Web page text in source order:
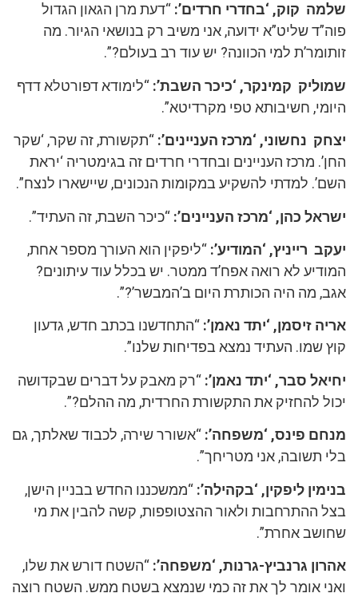
שלמה קוק, ‘בחדרי חרדים’: “דעת מרן הגאון הגדול
פוה”ד שליט”א ידועה, אני משיב רק בנושאי הגיור. מה
זותומר’ת למי הכוונה? יש עוד רב בעולם?”.
שמוליק קמינקר, ‘כיכר השבת’: “לימודא דפורטלא דדף
היומי, חשיבותא טפי מקרדיטא”.
יצחק נחשוני, ‘מרכז העניינים’: “תקשורת, זה שקר, ‘שקר
החן’. מרכז העניינים ובחדרי חרדים זה בגימטריה ‘יראת
השם’. למדתי להשקיע במקומות הנכונים, שיישארו לנצח”.
ישראל כהן, ‘מרכז העניינים’: “כיכר השבת, זה העתיד”.
יעקב רייניץ, ‘המודיע’: “ליפקין הוא העורך מספר אחת,
המודיע לא רואה אפח’ד ממטר. יש בכלל עוד עיתונים?
אגב, מה היה הכותרת היום ב’המבשר’?”.
אריה זיסמן, ‘יתד נאמן’: “התחדשנו בכתב חדש, גדעון
קוץ שמו. העתיד נמצא בפדיחות שלנו”.
יחיאל סבר, ‘יתד נאמן’: “רק מאבק על דברים שבקדושה
יכול להחזיק את התקשורת החרדית, מה ההלם?”.
מנחם פינס, ‘משפחה’: “אשורר שירה, לכבוד שאלתך, גם
בלי תשובה, אני מטריחך”.
בנימין ליפקין, ‘בקהילה’: “ממשכננו החדש בבניין הישן,
בצל ההתרחבות ולאור ההצטופפות, קשה להבין את מי
שחושב אחרת”.
אהרון גרנביץ-גרנות, ‘משפחה’: “השטח דורש את שלו,
ואני אומר לך את זה כמי שנמצא בשטח ממש. השטח רוצה